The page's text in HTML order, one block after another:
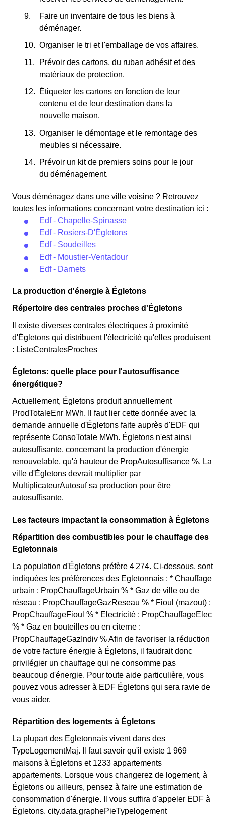
Faire un inventaire de tous les biens à
déménager.
Organiser le tri et l'emballage de vos affaires.
Prévoir des cartons, du ruban adhésif et des
matériaux de protection.
Étiqueter les cartons en fonction de leur
contenu et de leur destination dans la
nouvelle maison.
Organiser le démontage et le remontage des
meubles si nécessaire.
Prévoir un kit de premiers soins pour le jour
du déménagement.
Vous déménagez dans une ville voisine ? Retrouvez
toutes les informations concernant votre destination ici :
Edf - Chapelle-Spinasse
Edf - Rosiers-D'Égletons
Edf - Soudeilles
Edf - Moustier-Ventadour
Edf - Darnets
La production d'énergie à Égletons
Répertoire des centrales proches d'Égletons
Il existe diverses centrales électriques à proximité
d'Égletons qui distribuent l'électricité qu'elles produisent
: ListeCentralesProches
Égletons: quelle place pour l'autosuffisance
énergétique?
Actuellement, Égletons produit annuellement
ProdTotaleEnr MWh. Il faut lier cette donnée avec la
demande annuelle d'Égletons faite auprès d'EDF qui
représente ConsoTotale MWh. Égletons n'est ainsi
autosuffisante, concernant la production d'énergie
renouvelable, qu'à hauteur de PropAutosuffisance %. La
ville d'Égletons devrait multiplier par
MultiplicateurAutosuf sa production pour être
autosuffisante.
Les facteurs impactant la consommation à Égletons
Répartition des combustibles pour le chauffage des
Egletonnais
La population d'Égletons préfère 4 274. Ci-dessous, sont
indiquées les préférences des Egletonnais : * Chauffage
urbain : PropChauffageUrbain % * Gaz de ville ou de
réseau : PropChauffageGazReseau % * Fioul (mazout) :
PropChauffageFioul % * Electricité : PropChauffageElec
% * Gaz en bouteilles ou en citerne :
PropChauffageGazIndiv % Afin de favoriser la réduction
de votre facture énergie à Égletons, il faudrait donc
privilégier un chauffage qui ne consomme pas
beaucoup d'énergie. Pour toute aide particulière, vous
pouvez vous adresser à EDF Égletons qui sera ravie de
vous aider.
Répartition des logements à Égletons
La plupart des Egletonnais vivent dans des
TypeLogementMaj. Il faut savoir qu'il existe 1 969
maisons à Égletons et 1233 appartements
appartements. Lorsque vous changerez de logement, à
Égletons ou ailleurs, pensez à faire une estimation de
consommation d'énergie. Il vous suffira d'appeler EDF à
Égletons. city.data.graphePieTypelogement